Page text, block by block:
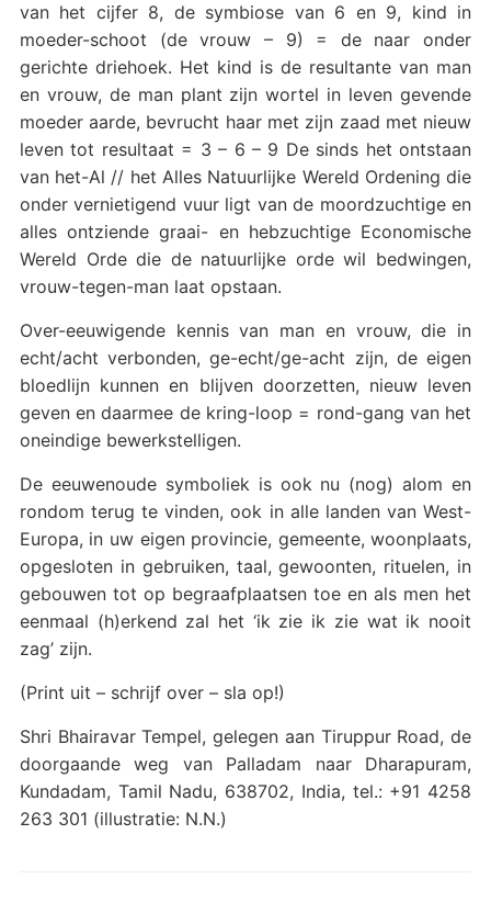
van het cijfer 8, de symbiose van 6 en 9, kind in
moeder-schoot (de vrouw – 9) = de naar onder
gerichte driehoek. Het kind is de resultante van man
en vrouw, de man plant zijn wortel in leven gevende
moeder aarde, bevrucht haar met zijn zaad met nieuw
leven tot resultaat = 3 – 6 – 9 De sinds het ontstaan
van het-Al // het Alles Natuurlijke Wereld Ordening die
onder vernietigend vuur ligt van de moordzuchtige en
alles ontziende graai- en hebzuchtige Economische
Wereld Orde die de natuurlijke orde wil bedwingen,
vrouw-tegen-man laat opstaan.
Over-eeuwigende kennis van man en vrouw, die in
echt/acht verbonden, ge-echt/ge-acht zijn, de eigen
bloedlijn kunnen en blijven doorzetten, nieuw leven
geven en daarmee de kring-loop = rond-gang van het
oneindige bewerkstelligen.
De eeuwenoude symboliek is ook nu (nog) alom en
rondom terug te vinden, ook in alle landen van West-
Europa, in uw eigen provincie, gemeente, woonplaats,
opgesloten in gebruiken, taal, gewoonten, rituelen, in
gebouwen tot op begraafplaatsen toe en als men het
eenmaal (h)erkend zal het ‘ik zie ik zie wat ik nooit
zag’ zijn.
(Print uit – schrijf over – sla op!)
Shri Bhairavar Tempel, gelegen aan Tiruppur Road, de
doorgaande weg van Palladam naar Dharapuram,
Kundadam, Tamil Nadu, 638702, India, tel.: +91 4258
263 301 (illustratie: N.N.)